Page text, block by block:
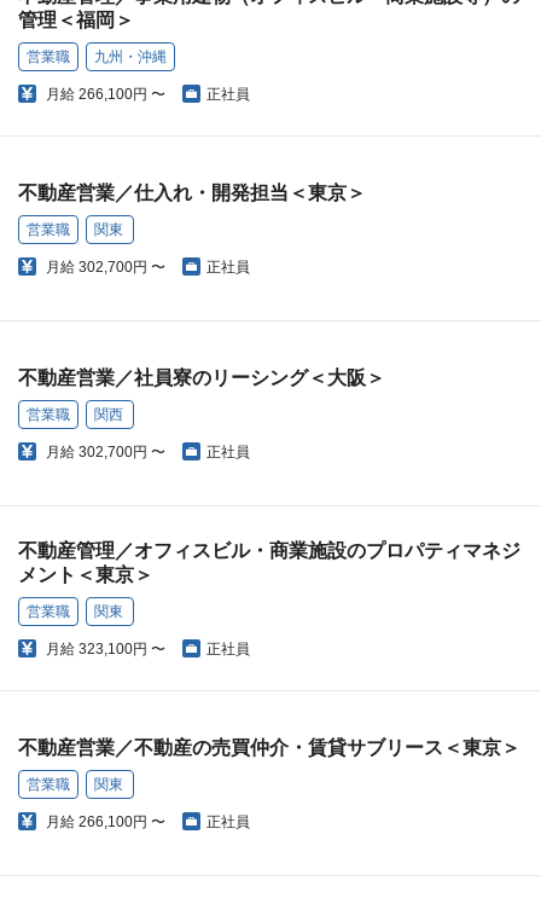
管理＜福岡＞
営業職 九州・沖縄
月給 266,100円 〜 正社員
不動産営業／仕入れ・開発担当＜東京＞
営業職 関東
月給 302,700円 〜 正社員
不動産営業／社員寮のリーシング＜大阪＞
営業職 関西
月給 302,700円 〜 正社員
不動産管理／オフィスビル・商業施設のプロパティマネジ
メント＜東京＞
営業職 関東
月給 323,100円 〜 正社員
不動産営業／不動産の売買仲介・賃貸サブリース＜東京＞
営業職 関東
月給 266,100円 〜 正社員